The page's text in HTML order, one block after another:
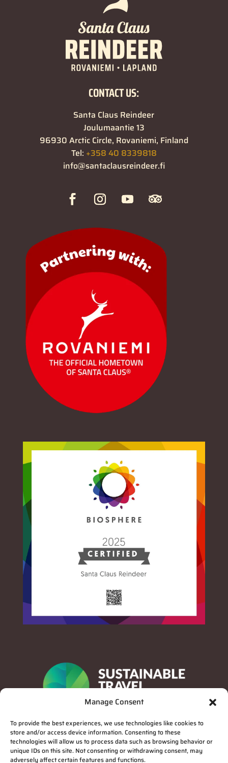
Manage Consent
To provide the best experiences, we use technologies like cookies to
store and/or access device information. Consenting to these
technologies will allow us to process data such as browsing behavior or
unique IDs on this site. Not consenting or withdrawing consent, may
adversely affect certain features and functions.
CONTACT US:
Santa Claus Reindeer
Joulumaantie 13
96930 Arctic Circle, Rovaniemi, Finland
Tel: +358 40 8339818
info@santaclausreindeer.fi